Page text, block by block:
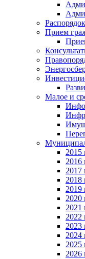
Прием
Малое и
2015
2016
2017
2018
2019
2020
2021
2022
2023
2024
2025
2026